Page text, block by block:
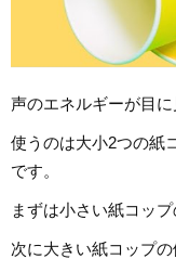
声のエネルギーが目に
使うのは大小2つの紙
です。
まずは小さい紙コッ
次に大きい紙コップ